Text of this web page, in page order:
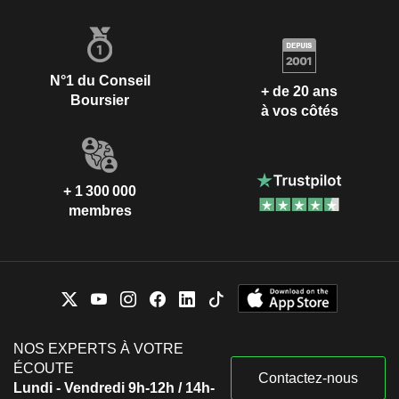
N°1 du Conseil
Boursier
+ de 20 ans
à vos côtés
+ 1 300 000
membres
NOS EXPERTS À VOTRE
ÉCOUTE
Lundi - Vendredi 9h-12h / 14h-
Contactez-nous